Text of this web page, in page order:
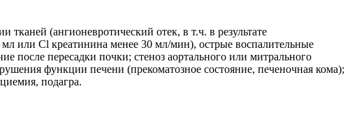
(ангионевротический отек, в т.ч. в результате
или Cl креатинина менее 30 мл/мин), острые воспалительные
после пересадки почки; стеноз аортального или митрального
функции печени (прекоматозное состояние, печеночная кома);
подагра.